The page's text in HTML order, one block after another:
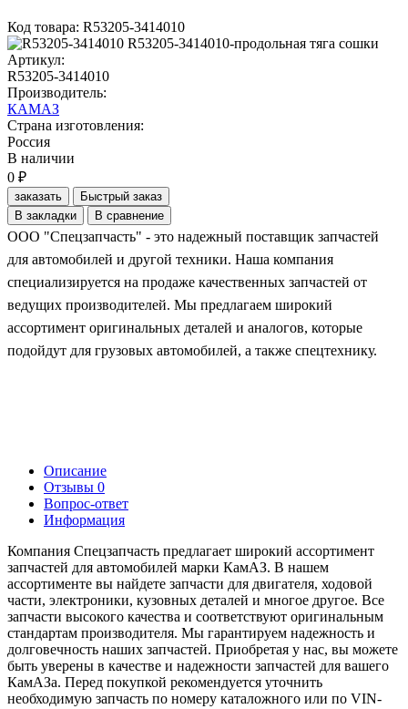
Код товара: R53205-3414010
Артикул:
R53205-3414010
Производитель:
КАМАЗ
Страна изготовления:
Россия
В наличии
0 ₽
заказать
Быстрый заказ
В закладки
В сравнение
ООО "Спецзапчасть" - это надежный поставщик запчастей
для автомобилей и другой техники. Наша компания
специализируется на продаже качественных запчастей от
ведущих производителей. Мы предлагаем широкий
ассортимент оригинальных деталей и аналогов, которые
подойдут для грузовых автомобилей, а также спецтехнику.
Описание
Отзывы 0
Вопрос-ответ
Информация
Компания Спецзапчасть предлагает широкий ассортимент
запчастей для автомобилей марки КамАЗ. В нашем
ассортименте вы найдете запчасти для двигателя, ходовой
части, электроники, кузовных деталей и многое другое. Все
запчасти высокого качества и соответствуют оригинальным
стандартам производителя. Мы гарантируем надежность и
долговечность наших запчастей. Приобретая у нас, вы можете
быть уверены в качестве и надежности запчастей для вашего
КамАЗа. Перед покупкой рекомендуется уточнить
необходимую запчасть по номеру каталожного или по VIN-